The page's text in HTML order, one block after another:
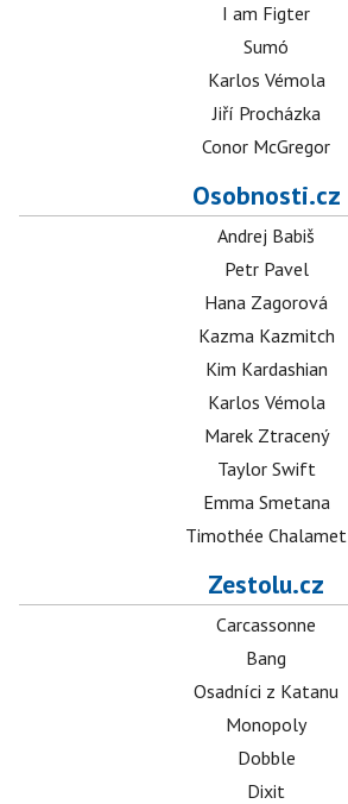
I am Figter
Sumó
Karlos Vémola
Jiří Procházka
Conor McGregor
Osobnosti.cz
Andrej Babiš
Petr Pavel
Hana Zagorová
Kazma Kazmitch
Kim Kardashian
Karlos Vémola
Marek Ztracený
Taylor Swift
Emma Smetana
Timothée Chalamet
Zestolu.cz
Carcassonne
Bang
Osadníci z Katanu
Monopoly
Dobble
Dixit